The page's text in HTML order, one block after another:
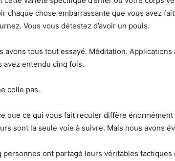
chaque chose embarrassante que vous avez
Vous vous détestez d’avoir un pouls.
avons tous tout essayé. Méditation.
avez entendu cinq fois.
colle pas.
que ce qui vous fait reculer diffère énormément
sont la seule voie à suivre. Mais nous avons
personnes ont partagé leurs véritables